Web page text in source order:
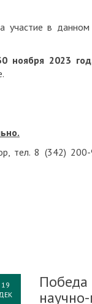
участие в данном
ноября 2023
тел. 8 (342)
19
Победа